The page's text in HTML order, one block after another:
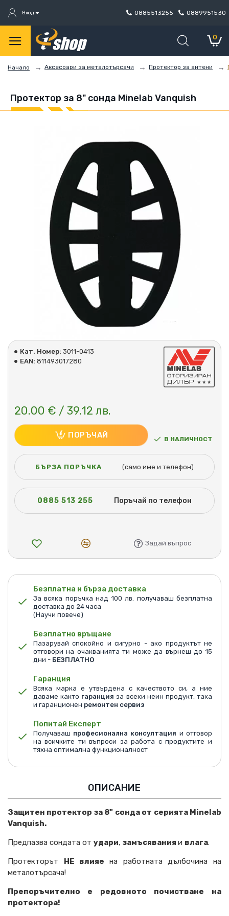
Вход 0885513255 0889951530
0
Начало Аксесоари за металотърсачи Протектор за антени
Протектор за 8" сонда Minelab Vanquish
Кат. Номер: 3011-0413
EAN: 811493017280
20.00 € / 39.12 лв.
ПОРЪЧАЙ В НАЛИЧНОСТ
БЪРЗА ПОРЪЧКА (само име и телефон)
0885 513 255 Поръчай по телефон
Задай въпрос
Безплатна и бърза доставка
За всяка поръчка над 100 лв. получаваш безплатна
доставка до 24 часа
(Научи повече)
Безплатно връщане
Пазарувай спокойно и сигурно - ако продуктът не
отговори на очакванията ти може да върнеш до 15
дни - БЕЗПЛАТНО
Гаранция
Всяка марка е утвърдена с качеството си, а ние
даваме както гаранция за всеки неин продукт, така
и гаранционен ремонтен сервиз
Попитай Експерт
Получаваш професионална консултация и отговор
на всичките ти въпроси за работа с продуктите и
тяхна оптимална функционалност
ОПИСАНИЕ
Защитен протектор за 8" сонда от серията Minelab
Vanquish.
Предпазва сондата от удари, замъсявания и влага.
Протекторът НЕ влияе на работната дълбочина на
металотърсача!
Препоръчително е редовното почистване на
протектора!